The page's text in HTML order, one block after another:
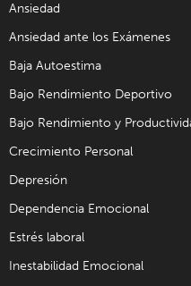
Ansiedad
Ansiedad ante los Exámenes
Baja Autoestima
Bajo Rendimiento Deportivo
Bajo Rendimiento y
Crecimiento Personal
Depresión
Dependencia Emocional
Estrés laboral
Inestabilidad Emocional